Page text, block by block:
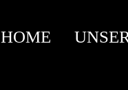
HOME